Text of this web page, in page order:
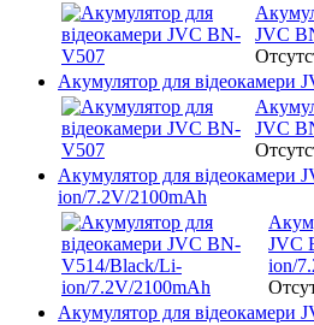
JVC
Акумулятор для відеокамери
JVC
Акумулятор для відеокамери
ion/7.2V/2100mAh
JVC
ion/
Акумулятор для відеокамери